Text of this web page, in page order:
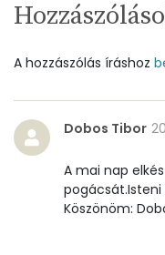
Vitaminok
A vitamin
A hozzászólás íráshoz
Dobos Tibor
A mai nap
Köszönöm: